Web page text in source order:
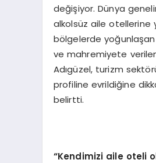
değişiyor. Dünya
alkolsüz aile otellerine
bölgelerde yoğunlaşan
ve mahremiyete
Adıgüzel, turizm
profiline evrildiğine
belirtti.
“Kendimizi aile oteli